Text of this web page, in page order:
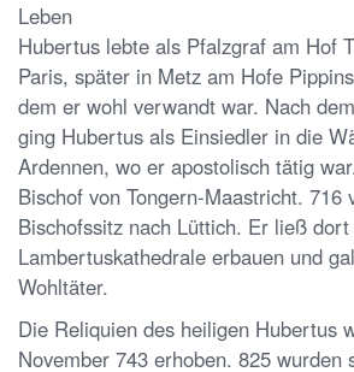
Leben
Hubertus lebte als Pfalzgraf am Hof
Paris, später in Metz am Hofe
dem er wohl verwandt war. Nach
ging Hubertus als Einsiedler in die
Ardennen, wo er apostolisch tätig
Bischof von Tongern-Maastricht. 716
Bischofssitz nach Lüttich. Er ließ
Lambertuskathedrale erbauen und
Wohltäter.
Die Reliquien des heiligen Hubertus
November 743 erhoben. 825 wurden